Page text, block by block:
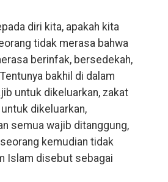
diri kita, apakah kita
tidak merasa bahwa
berinfak, bersedekah,
bakhil di dalam
untuk dikeluarkan, zakat
dikeluarkan,
semua wajib ditanggung,
kemudian tidak
Islam disebut sebagai